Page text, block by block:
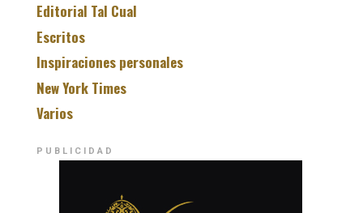
Editorial Tal Cual
Escritos
Inspiraciones personales
New York Times
Varios
PUBLICIDAD